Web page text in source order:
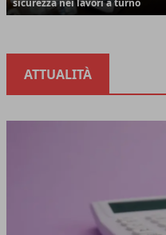
sicurezza nei lavori a turno
ATTUALITÀ